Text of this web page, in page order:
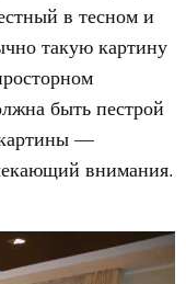
в тесном и
такую картину
быть пестрой
—
внимания.